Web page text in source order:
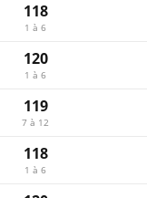
118
1 à 6
120
1 à 6
119
7 à 12
118
1 à 6